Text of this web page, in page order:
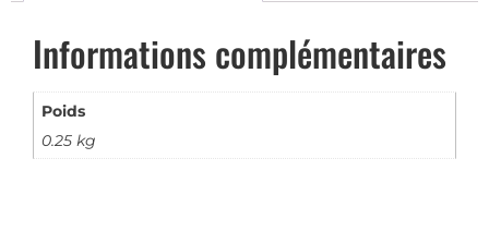
Informations complémentaires
Poids
0.25 kg